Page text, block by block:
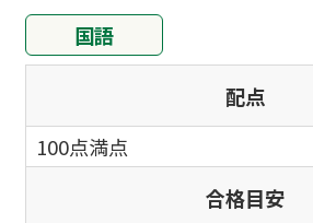
国語
配点
100点満点
合格目安